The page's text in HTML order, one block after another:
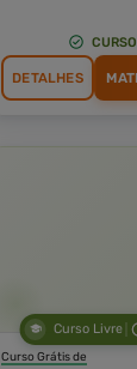
DETALHES
Curso Livre
Curso Grátis de